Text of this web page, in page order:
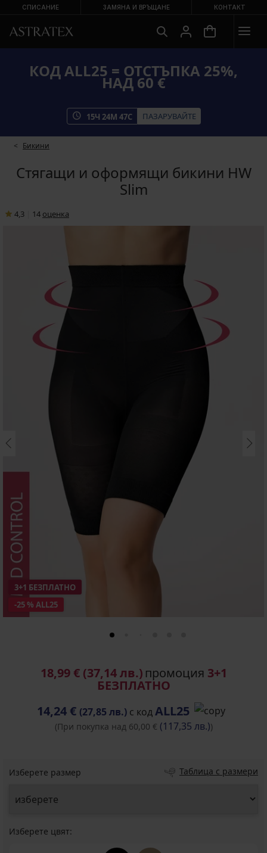
СПИСАНИЕ ЗАМЯНА И ВРЪЩАНЕ КОНТАКТ
КОД ALL25 = ОТСТЪПКА 25%,
НАД 60 €
15Ч 24М 47С ПАЗАРУВАЙТЕ
Бикини
Стягащи и оформящи бикини HW
Slim
4,3 14 oценка
-25 % ALL25
3+1 БЕЗПЛАТНО
18,99 € (37,14 лв.) промоция 3+1
БЕЗПЛАТНО
14,24 € (27,85 лв.) с кодALL25
(При покупка над 60,00 € (117,35 лв.))
Изберете размер Таблица с размери
Изберете цвят: